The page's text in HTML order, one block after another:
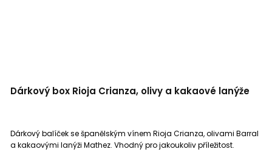
Dárkový box Rioja Crianza, olivy a kakaové lanýže
Dárkový balíček se španělským vínem Rioja Crianza, olivami Barral
a kakaovými lanýži Mathez. Vhodný pro jakoukoliv příležitost.